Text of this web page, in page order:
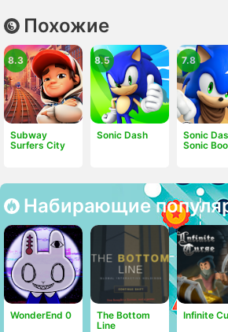
Похожие
Subway
Surfers City
8.3
Sonic Dash
8.5
Sonic
Sonic
7.8
Набирающие
WonderEnd 0
The Bottom
Line
Infinite